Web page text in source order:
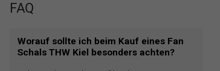
FAQ
Worauf sollte ich beim Kauf eines Fan
Schals THW Kiel besonders achten?